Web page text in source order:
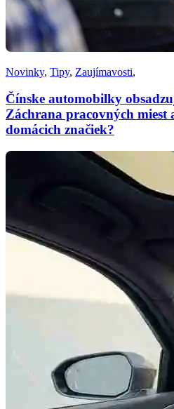
Novinky, Tipy, Zaujímavosti,
Čínske automobilky
Záchrana pracovných miest
domácich značiek?